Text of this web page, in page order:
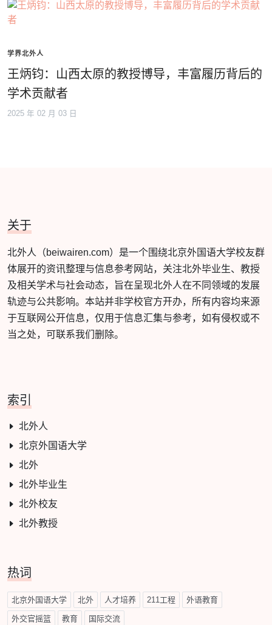
学界北外人
王炳钧：山西太原的教授博导，丰富履历背后的
学术贡献者
2025 年 02 月 03 日
关于
北外人（beiwairen.com）是一个围绕北京外国语大学校友群
体展开的资讯整理与信息参考网站，关注北外毕业生、教授
及相关学术与社会动态，旨在呈现北外人在不同领域的发展
轨迹与公共影响。本站并非学校官方开办，所有内容均来源
于互联网公开信息，仅用于信息汇集与参考，如有侵权或不
当之处，可联系我们删除。
索引
北外人
北京外国语大学
北外
北外毕业生
北外校友
北外教授
热词
北京外国语大学 北外 人才培养 211工程 外语教育
外交官摇篮 教育 国际交流